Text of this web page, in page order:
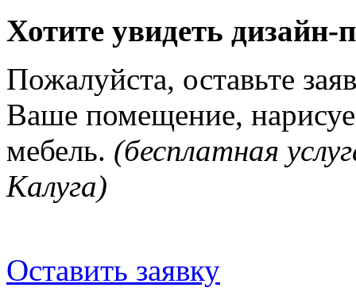
Хотите увидеть дизайн-
Пожалуйста, оставьте
Ваше помещение,
мебель. (бесплатная
Калуга)
Оставить заявку